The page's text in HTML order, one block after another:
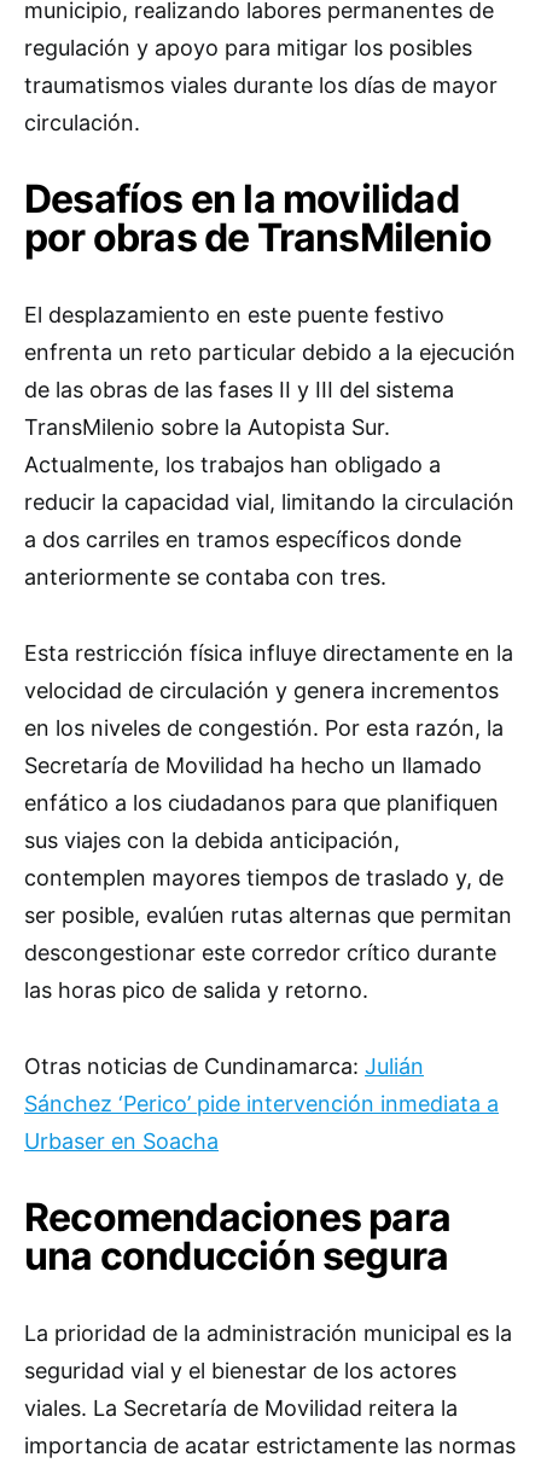
municipio, realizando labores permanentes de
regulación y apoyo para mitigar los posibles
traumatismos viales durante los días de mayor
circulación.
Desafíos en la movilidad
por obras de TransMilenio
El desplazamiento en este puente festivo
enfrenta un reto particular debido a la ejecución
de las obras de las fases II y III del sistema
TransMilenio sobre la Autopista Sur.
Actualmente, los trabajos han obligado a
reducir la capacidad vial, limitando la circulación
a dos carriles en tramos específicos donde
anteriormente se contaba con tres.
Esta restricción física influye directamente en la
velocidad de circulación y genera incrementos
en los niveles de congestión. Por esta razón, la
Secretaría de Movilidad ha hecho un llamado
enfático a los ciudadanos para que planifiquen
sus viajes con la debida anticipación,
contemplen mayores tiempos de traslado y, de
ser posible, evalúen rutas alternas que permitan
descongestionar este corredor crítico durante
las horas pico de salida y retorno.
Otras noticias de Cundinamarca: Julián
Sánchez ‘Perico’ pide intervención inmediata a
Urbaser en Soacha
Recomendaciones para
una conducción segura
La prioridad de la administración municipal es la
seguridad vial y el bienestar de los actores
viales. La Secretaría de Movilidad reitera la
importancia de acatar estrictamente las normas